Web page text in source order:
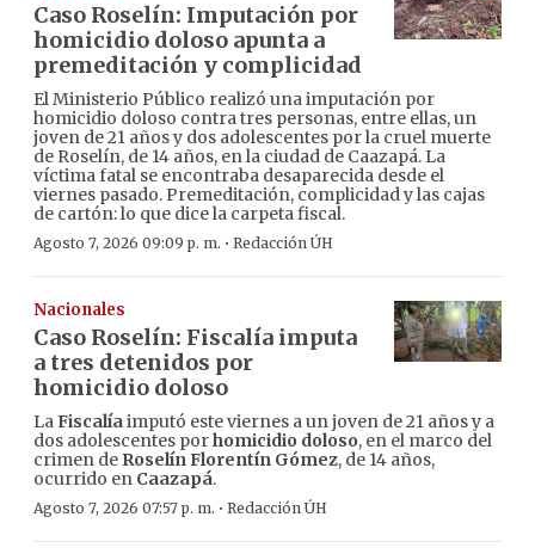
Caso Roselín: Imputación por
homicidio doloso apunta a
premeditación y complicidad
El Ministerio Público realizó una imputación por
homicidio doloso contra tres personas, entre ellas, un
joven de 21 años y dos adolescentes por la cruel muerte
de Roselín, de 14 años, en la ciudad de Caazapá. La
víctima fatal se encontraba desaparecida desde el
viernes pasado. Premeditación, complicidad y las cajas
de cartón: lo que dice la carpeta fiscal.
Agosto 7, 2026 09:09 p. m. · Redacción ÚH
Nacionales
Caso Roselín: Fiscalía imputa
a tres detenidos por
homicidio doloso
LaFiscalíaimputó este viernes a un joven de 21 años y a
dos adolescentes porhomicidio doloso, en el marco del
crimen de Roselín Florentín Gómez, de 14 años,
ocurrido en Caazapá.
Agosto 7, 2026 07:57 p. m. · Redacción ÚH